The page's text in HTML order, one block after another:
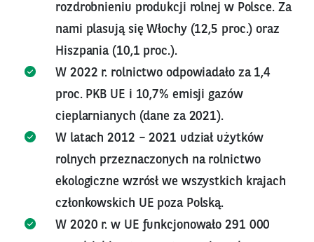
rozdrobnieniu produkcji rolnej w Polsce. Za
nami plasują się Włochy (12,5 proc.) oraz
Hiszpania (10,1 proc.).
W 2022 r. rolnictwo odpowiadało za 1,4
proc. PKB UE i 10,7% emisji gazów
cieplarnianych (dane za 2021).
W latach 2012 – 2021 udział użytków
rolnych przeznaczonych na rolnictwo
ekologiczne wzrósł we wszystkich krajach
członkowskich UE poza Polską.
W 2020 r. w UE funkcjonowało 291 000